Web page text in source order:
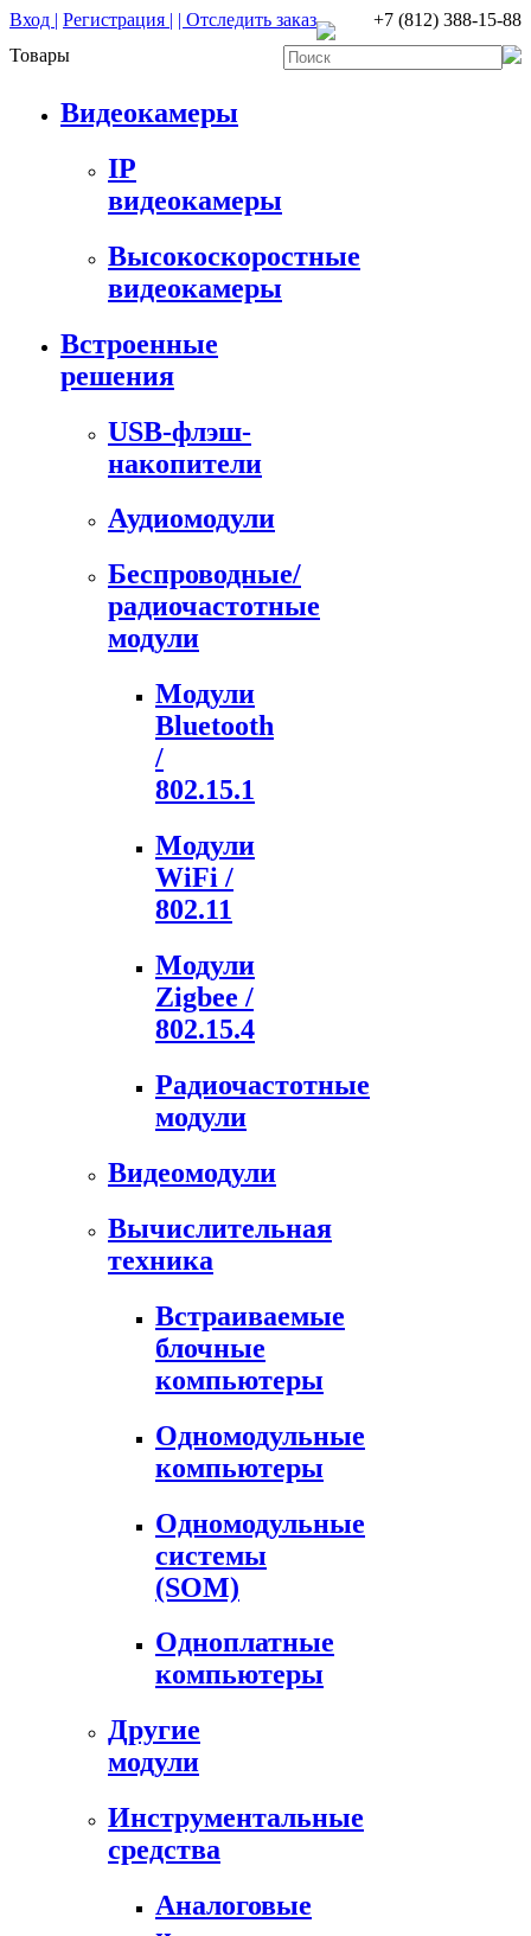
Вход | Регистрация | | Отследить заказ
+7 (812) 388-15-88
Товары
Видеокамеры
IP
видеокамеры
Высокоскоростные
видеокамеры
Встроенные
решения
USB-флэш-
накопители
Аудиомодули
Беспроводные/
радиочастотные
модули
Модули
Bluetooth
/
802.15.1
Модули
WiFi /
802.11
Модули
Zigbee /
802.15.4
Радиочастотные
модули
Видеомодули
Вычислительная
техника
Встраиваемые
блочные
компьютеры
Одномодульные
компьютеры
Одномодульные
системы
(SOM)
Одноплатные
компьютеры
Другие
модули
Инструментальные
средства
Аналоговые